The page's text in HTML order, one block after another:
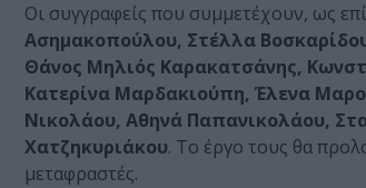
Οι συγγραφείς που συμμετέχουν, ως
Ασημακοπούλου, Στέλλα
Θάνος Μηλιός Καρακατσάνης,
Κατερίνα Μαρδακιούπη, Έλενα
Νικολάου, Αθηνά Παπανικολάου,
Χατζηκυριάκου. Το έργο τους θα
μεταφραστές.